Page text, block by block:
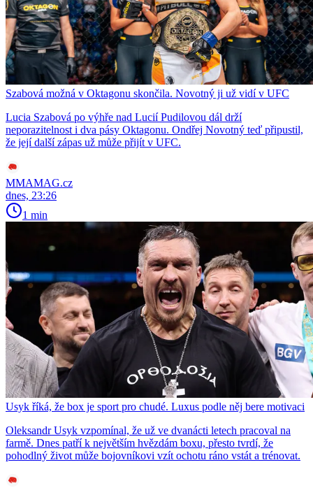
Szabová možná v Oktagonu skončila. Novotný ji už vidí v UFC
Lucia Szabová po výhře nad Lucií Pudilovou dál drží
neporazitelnost i dva pásy Oktagonu. Ondřej Novotný teď připustil,
že její další zápas už může přijít v UFC.
MMAMAG.cz
dnes, 23:26
1 min
Usyk říká, že box je sport pro chudé. Luxus podle něj bere motivaci
Oleksandr Usyk vzpomínal, že už ve dvanácti letech pracoval na
farmě. Dnes patří k největším hvězdám boxu, přesto tvrdí, že
pohodlný život může bojovníkovi vzít ochotu ráno vstát a trénovat.